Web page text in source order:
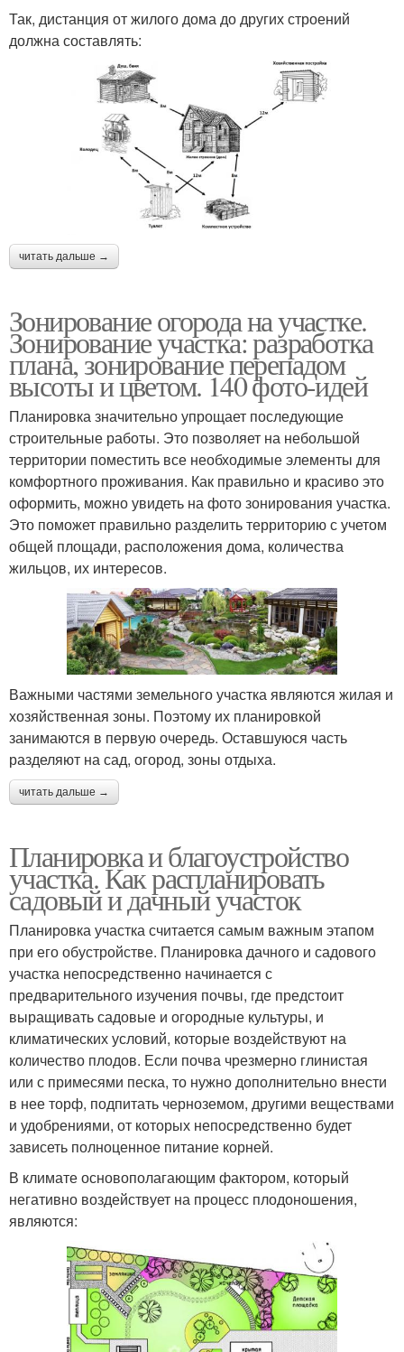
Так, дистанция от жилого дома до других строений
должна составлять:
читать дальше →
Зонирование огорода на участке.
Зонирование участка: разработка
плана, зонирование перепадом
высоты и цветом. 140 фото-идей
Планировка значительно упрощает последующие
строительные работы. Это позволяет на небольшой
территории поместить все необходимые элементы для
комфортного проживания. Как правильно и красиво это
оформить, можно увидеть на фото зонирования участка.
Это поможет правильно разделить территорию с учетом
общей площади, расположения дома, количества
жильцов, их интересов.
Важными частями земельного участка являются жилая и
хозяйственная зоны. Поэтому их планировкой
занимаются в первую очередь. Оставшуюся часть
разделяют на сад, огород, зоны отдыха.
читать дальше →
Планировка и благоустройство
участка. Как распланировать
садовый и дачный участок
Планировка участка считается самым важным этапом
при его обустройстве. Планировка дачного и садового
участка непосредственно начинается с
предварительного изучения почвы, где предстоит
выращивать садовые и огородные культуры, и
климатических условий, которые воздействуют на
количество плодов. Если почва чрезмерно глинистая
или с примесями песка, то нужно дополнительно внести
в нее торф, подпитать черноземом, другими веществами
и удобрениями, от которых непосредственно будет
зависеть полноценное питание корней.
В климате основополагающим фактором, который
негативно воздействует на процесс плодоношения,
являются: